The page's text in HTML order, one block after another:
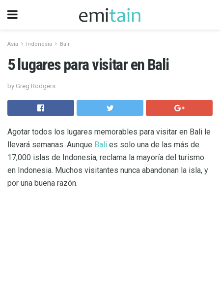
Asia Indonesia Bali
5 lugares para visitar en Bali
by Greg Rodgers
Agotar todos los lugares memorables para visitar en Bali le
llevará semanas. Aunque Bali es solo una de las más de
17,000 islas de Indonesia, reclama la mayoría del turismo
en Indonesia. Muchos visitantes nunca abandonan la isla, y
por una buena razón.